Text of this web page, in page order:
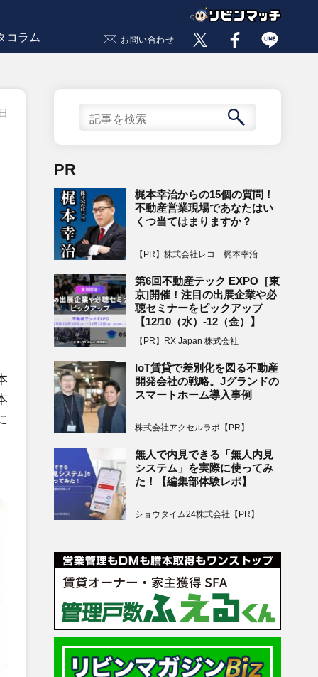
コラム お問い合わせ
PR
梶本幸治からの15個の質問！
不動産営業現場であなたはい
くつ当てはまりますか？
【PR】株式会社レコ 梶本幸治
第6回不動産テック EXPO［東
京]開催！注目の出展企業や必
聴セミナーをピックアップ
【12/10（水）-12（金）】
【PR】RX Japan 株式会社
IoT賃貸で差別化を図る不動産
開発会社の戦略。Jグランドの
スマートホーム導入事例
株式会社アクセルラボ【PR】
無人で内見できる「無人内見
システム」を実際に使ってみ
た！【編集部体験レポ】
ショウタイム24株式会社【PR】